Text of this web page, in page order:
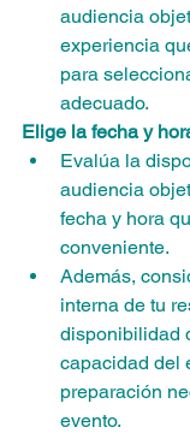
audiencia
experiencia
para
adecuado.
Elige la fecha y
Evalúa la
audiencia
fecha y hora
conveniente.
Además,
interna de tu
disponibilidad
capacidad del
preparación
evento.